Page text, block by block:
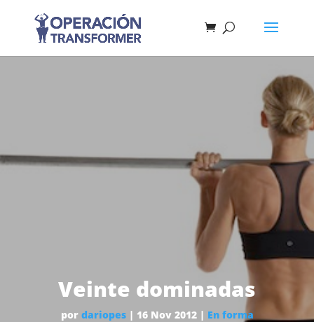
Veinte dominadas
por dariopes| 16 Nov 2012| En forma